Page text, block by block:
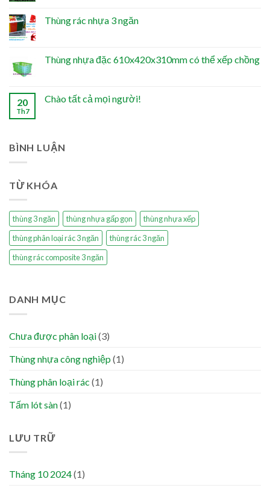
Thùng rác nhựa 3 ngăn
Thùng nhựa đặc 610x420x310mm có thể xếp chồng
20
Th7
Chào tất cả mọi người!
BÌNH LUẬN
TỪ KHÓA
thùng 3 ngăn thùng nhựa gấp gọn
thùng nhựa xếp
thùng phân loại rác 3 ngăn
thùng rác 3 ngăn
thùng rác composite 3 ngăn
DANH MỤC
Chưa được phân loại(3)
Thùng nhựa công nghiệp(1)
Thùng phân loại rác (1)
Tấm lót sàn(1)
LƯU TRỮ
Tháng 10 2024(1)